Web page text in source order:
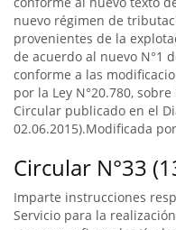
nuevo régimen de
provenientes de la
de acuerdo al nuevo N°1
conforme a las
por la Ley N°20.780,
Circular publicado en el
02.06.2015).Modificada
Circular N°33
Imparte instrucciones
Servicio para la